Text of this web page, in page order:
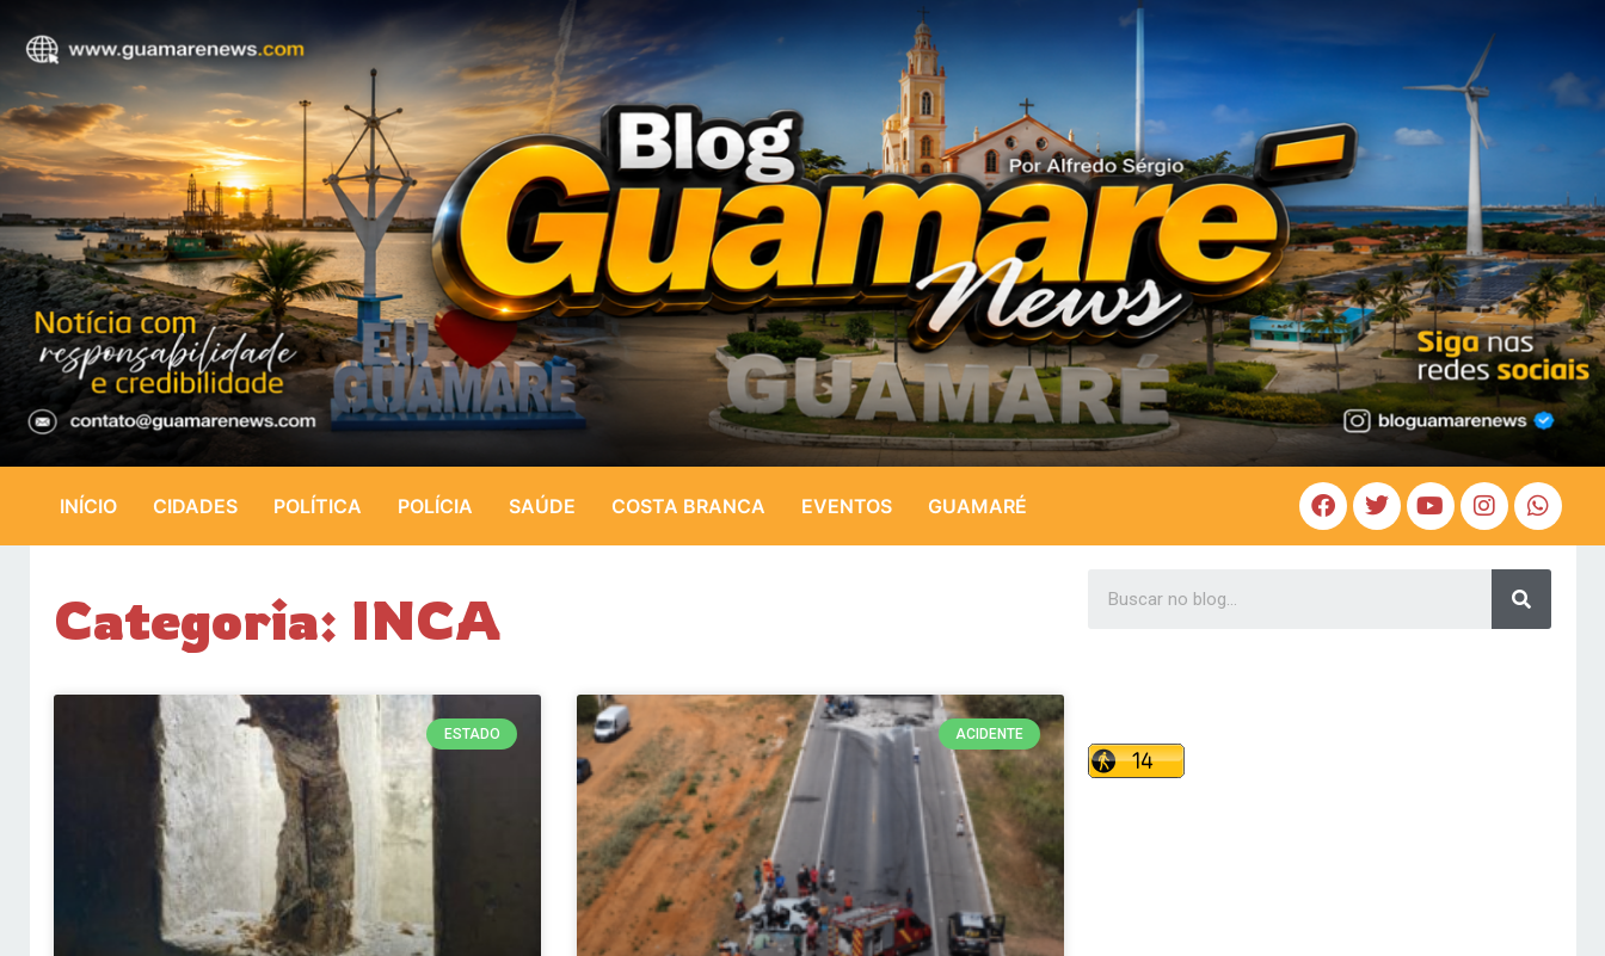
INÍCIO CIDADES POLÍTICA POLÍCIA SAÚDE COSTA BRANCA EVENTOS GUAMARÉ
Categoria: INCA
ESTADO ACIDENTE